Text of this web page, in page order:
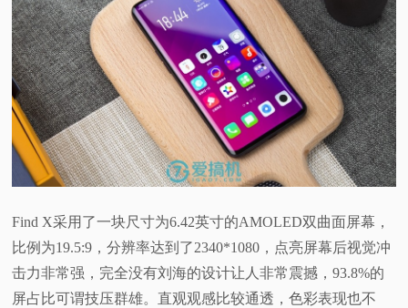
Find X采用了一块尺寸为6.42英寸的AMOLED双曲面屏幕，
比例为19.5:9，分辨率达到了2340*1080，点亮屏幕后视觉冲
击力非常强，完全没有刘海的设计让人非常震撼，93.8%的
屏占比可谓技压群雄。直观观感比较通透，色彩表现也不